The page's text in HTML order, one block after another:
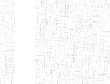
BILINGUE LES
ROSSIGNOLS
MAJORS
ENI PRIVEE
LAIQUE